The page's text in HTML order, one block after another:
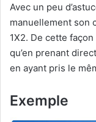
Avec un peu
manuellement son
1X2. De cette
qu’en prenant
en ayant pris le
Exemple